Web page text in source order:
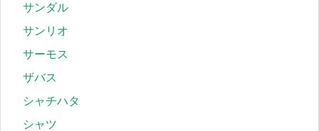
サンダル
サンリオ
サーモス
ザバス
シャチハタ
シャツ